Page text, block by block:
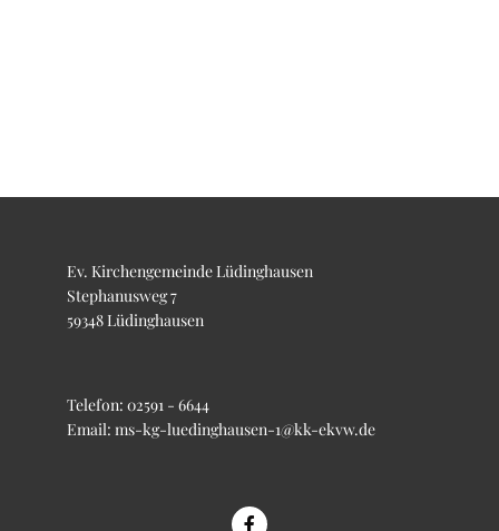
Ev. Kirchengemeinde Lüdinghausen
Stephanusweg 7
59348 Lüdinghausen
Telefon: 02591 - 6644
Email: ms-kg-luedinghausen-1@kk-ekvw.de